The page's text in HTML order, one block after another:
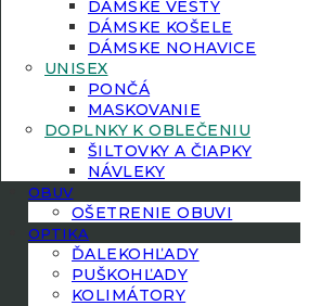
DÁMSKE VESTY
DÁMSKE KOŠELE
DÁMSKE NOHAVICE
UNISEX
PONČÁ
MASKOVANIE
DOPLNKY K OBLEČENIU
ŠILTOVKY A ČIAPKY
NÁVLEKY
OBUV
OŠETRENIE OBUVI
OPTIKA
ĎALEKOHĽADY
PUŠKOHĽADY
KOLIMÁTORY